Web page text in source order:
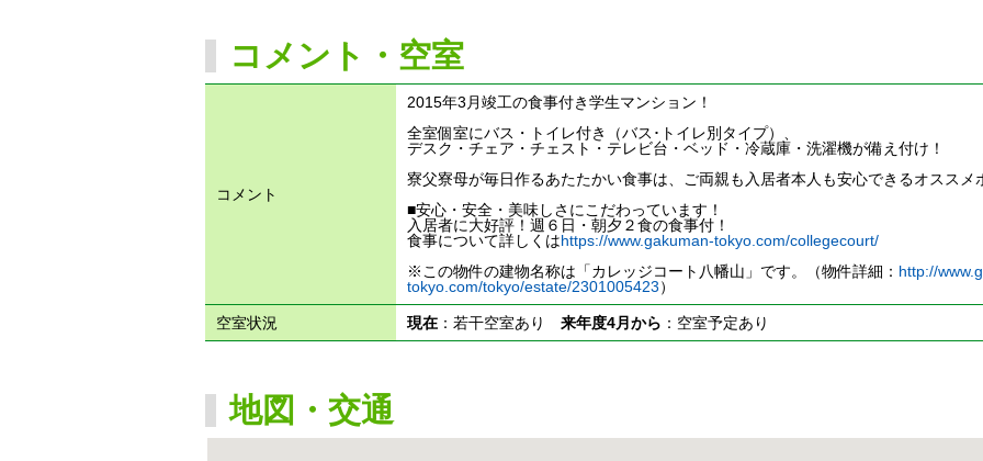
コメント・空室
コメント
2015年3月竣工の食事付き学生マンション！
全室個室にバス・トイレ付き（バス･トイレ別タイプ）、
デスク・チェア・チェスト・テレビ台・ベッド・冷蔵庫・洗濯機が備え付け！
寮父寮母が毎日作るあたたかい食事は、ご両親も入居者本人も安心できるオススメ
■安心・安全・美味しさにこだわっています！
入居者に大好評！週６日・朝夕２食の食事付！
食事について詳しくはhttps://www.gakuman-tokyo.com/collegecourt/
※この物件の建物名称は「カレッジコート八幡山」です。（物件詳細： http://
tokyo.com/tokyo/estate/2301005423）
空室状況 現在：若干空室あり 来年度4月から ：空室予定あり
地図・交通